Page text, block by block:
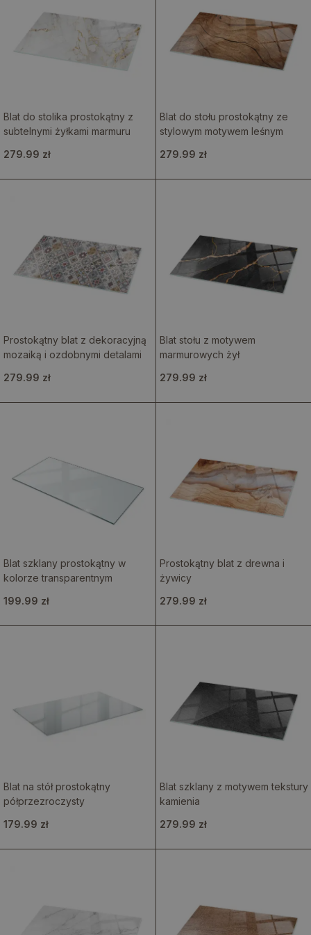
Blat do stolika prostokątny z
subtelnymi żyłkami marmuru
279.99 zł
Blat do stołu prostokątny ze
stylowym motywem leśnym
279.99 zł
Prostokątny blat z dekoracyjną
mozaiką i ozdobnymi detalami
279.99 zł
Blat stołu z motywem
marmurowych żył
279.99 zł
Blat szklany prostokątny w
kolorze transparentnym
199.99 zł
Prostokątny blat z drewna i
żywicy
279.99 zł
Blat na stół prostokątny
półprzezroczysty
179.99 zł
Blat szklany z motywem tekstury
kamienia
279.99 zł